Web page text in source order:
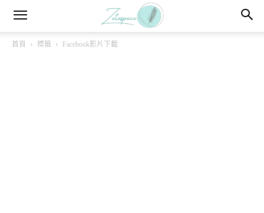
首頁 標籤 Facebook影片下載